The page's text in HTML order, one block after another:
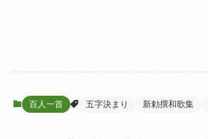
百人一首 五字決まり 新勅撰和歌集